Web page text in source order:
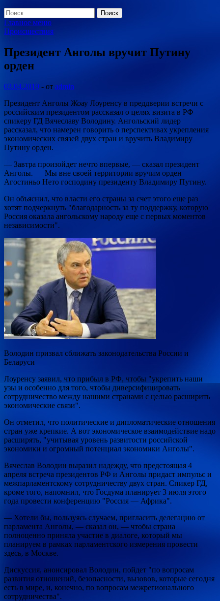
Найти:
Главное меню
Происшествия
Президент Анголы вручит Путину
орден
03.04.2019 - от admin
Президент Анголы Жоау Лоуренсу в преддверии встречи с
российским президентом рассказал о целях визита в РФ
спикеру ГД Вячеславу Володину. Ангольский лидер
рассказал, что намерен говорить о перспективах укрепления
экономических связей двух стран и вручить Владимиру
Путину орден.
— Завтра произойдет нечто впервые, — сказал президент
Анголы. — Мы вне своей территории вручим орден
Агостиньо Нето господину президенту Владимиру Путину.
Он объяснил, что власти его страны за счет этого еще раз
хотят подчеркнуть "благодарность за ту поддержку, которую
Россия оказала ангольскому народу еще с первых моментов
независимости".
Володин призвал сближать законодательства России и
Беларуси
Лоуренсу заявил, что прибыл в РФ, чтобы "укрепить наши
узы и особенно для того, чтобы диверсифицировать
сотрудничество между нашими странами с целью расширить
экономические связи".
Он отметил, что политические и дипломатические отношения
стран уже крепкие. А вот экономическое взаимодействие надо
расширять, "учитывая уровень развитости российской
экономики и огромный потенциал экономики Анголы".
Вячеслав Володин выразил надежду, что предстоящая 4
апреля встреча президентов РФ и Анголы придаст импульс и
межпарламентскому сотрудничеству двух стран. Спикер ГД,
кроме того, напомнил, что Госдума планирует 3 июля этого
года провести конференцию "Россия — Африка".
— Хотели бы, пользуясь случаем, пригласить делегацию от
парламента Анголы, — сказал он, — чтобы страна
полноценно приняла участие в диалоге, который мы
планируем в рамках парламентского измерения провести
здесь, в Москве.
Дискуссия, анонсировал Володин, пойдет "по вопросам
развития отношений, безопасности, вызовов, которые сегодня
есть в мире, и, конечно, по вопросам межрегионального
сотрудничества".